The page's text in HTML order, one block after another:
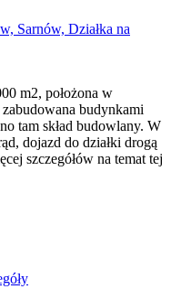
m2, położona w
budynkami
tam skład budowlany. W
dojazd do działki drogą
szczegółów na temat tej